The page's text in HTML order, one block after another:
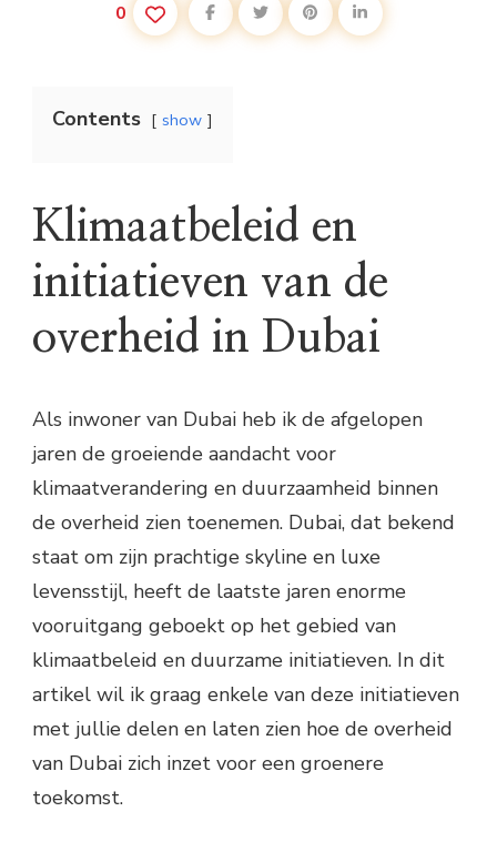
0
Contents show
Klimaatbeleid en
initiatieven van de
overheid in Dubai
Als inwoner van Dubai heb ik de afgelopen
jaren de groeiende aandacht voor
klimaatverandering en duurzaamheid binnen
de overheid zien toenemen. Dubai, dat bekend
staat om zijn prachtige skyline en luxe
levensstijl, heeft de laatste jaren enorme
vooruitgang geboekt op het gebied van
klimaatbeleid en duurzame initiatieven. In dit
artikel wil ik graag enkele van deze initiatieven
met jullie delen en laten zien hoe de overheid
van Dubai zich inzet voor een groenere
toekomst.